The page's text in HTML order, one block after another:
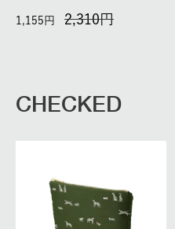
2,310
1,155
CHECKED